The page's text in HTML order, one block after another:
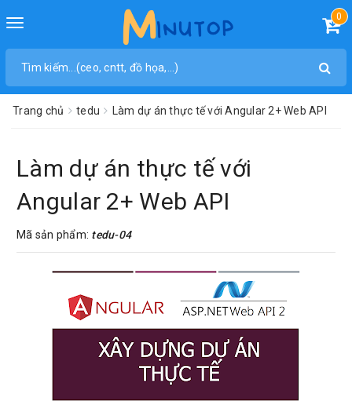
Toggle
0
Trang chủ tedu Làm dự án thực tế với Angular 2+ Web API
Làm dự án thực tế với
Angular 2+ Web API
Mã sản phẩm: tedu-04